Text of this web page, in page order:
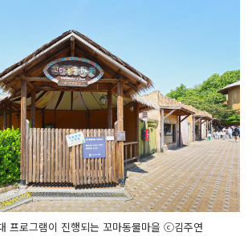
프로그램이 진행되는 꼬마동물마을 ⓒ김주연